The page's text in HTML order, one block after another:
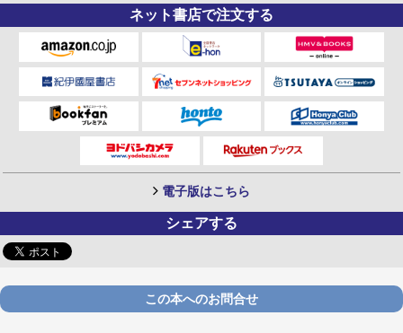
ネット書店で注文する
電子版はこちら
シェアする
この本へのお問合せ